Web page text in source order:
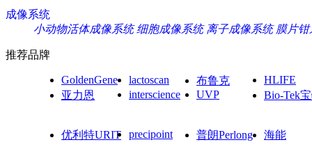
成像系统
小动物活体成像系统 细胞成像系统 离子成像系统 膜片钳
推荐品牌
GoldenGene lactoscan 布鲁克
HLIFE
亚力恩
interscience UVP Bio-Tek
优利特URIT precipoint 普朗Perlong 海能